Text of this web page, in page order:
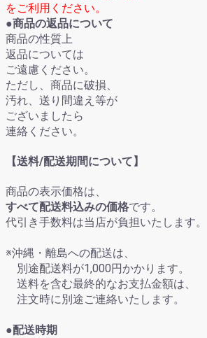
をご利用ください。
●商品の返品について
商品の性質上
返品については
ご遠慮ください。
ただし、商品に破損、
汚れ、送り間違え等が
ございましたら
連絡ください。
【送料/配送期間について】
商品の表示価格は、
すべて配送料込みの価格です。
代引き手数料は当店が負担いたします。
※沖縄・離島への配送は、
別途配送料が1,000円かかります。
送料を含む最終的なお支払金額は、
注文時に別途ご連絡いたします。
●配送時期